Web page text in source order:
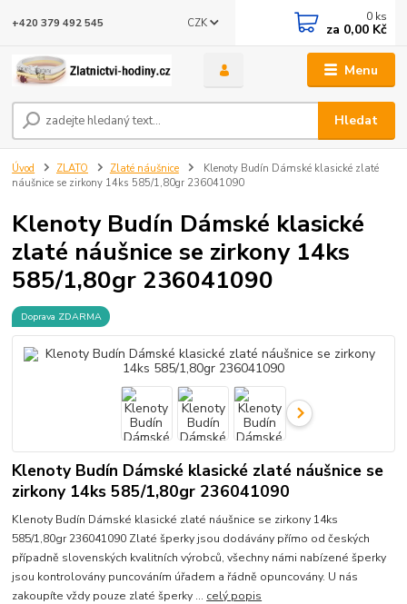
Menu
CZK
Hledat
+420 379 492 545 0 ks
za 0,00 Kč
Úvod ZLATO Zlaté náušnice
Klenoty Budín Dámské klasické zlaté
náušnice se zirkony 14ks 585/1,80gr 236041090
Klenoty Budín Dámské klasické
zlaté náušnice se zirkony 14ks
585/1,80gr 236041090
Doprava ZDARMA
Klenoty Budín Dámské klasické zlaté náušnice se
zirkony 14ks 585/1,80gr 236041090
Klenoty Budín Dámské klasické zlaté náušnice se zirkony 14ks
585/1,80gr 236041090 Zlaté šperky jsou dodávány přímo od českých
případně slovenských kvalitních výrobců, všechny námi nabízené šperky
jsou kontrolovány puncováním úřadem a řádně opuncovány. U nás
zakoupíte vždy pouze zlaté šperky ... celý popis